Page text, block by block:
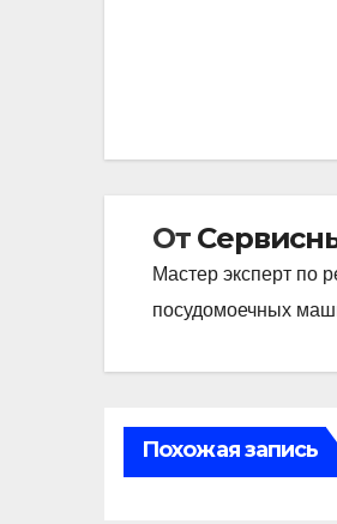
От
Мастер эксперт по
посудомоечных
Похожая запись